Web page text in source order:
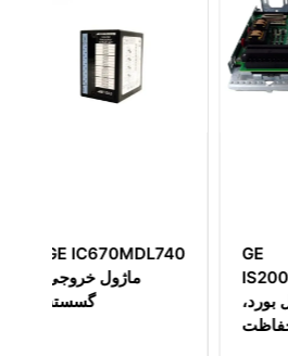
GE
IS200TPROS1CBB
ترمینال بورد،